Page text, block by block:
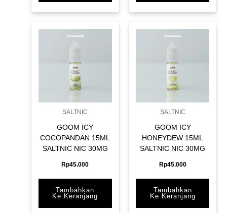
SALTNIC
GOOM ICY
COCOPANDAN 15ML
SALTNIC NIC 30MG
Rp45.000
Tambahkan
Ke Keranjang
SALTNIC
GOOM ICY
HONEYDEW 15ML
SALTNIC NIC 30MG
Rp45.000
Tambahkan
Ke Keranjang